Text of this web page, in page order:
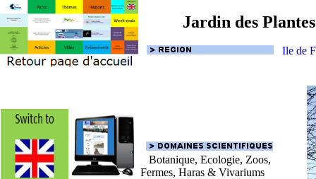
Jardin des
Ile de
Botanique, Ecologie, Zoos,
Fermes, Haras & Vivariums